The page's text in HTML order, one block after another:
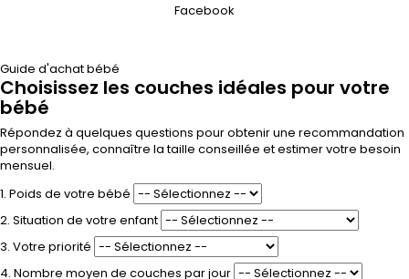
Facebook
Guide d'achat bébé
Choisissez les couches idéales pour votre
bébé
Répondez à quelques questions pour obtenir une recommandation
personnalisée, connaître la taille conseillée et estimer votre besoin
mensuel.
1. Poids de votre bébé
2. Situation de votre enfant
3. Votre priorité
4. Nombre moyen de couches par jour